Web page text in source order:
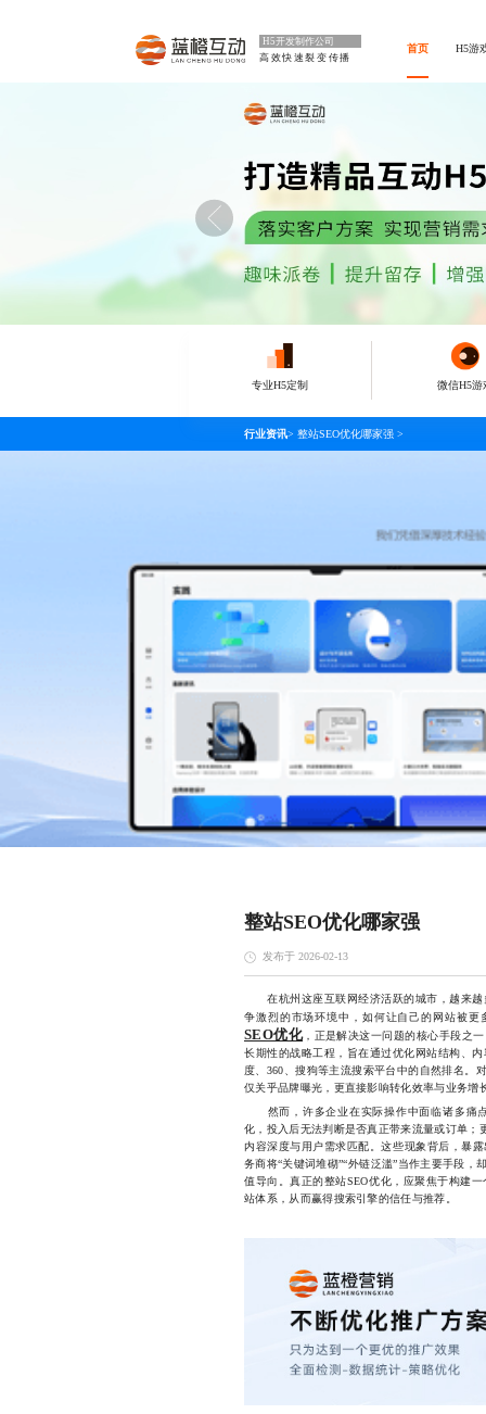
H5开发制作公司
高效快速裂变传播
首页 H5游
专业H5定制 微信H5游
行业资讯> 整站SEO优化哪家强 >
整站SEO优化哪家强
发布于 2026-02-13
在杭州这座互联网经济活跃的城市，越来越
争激烈的市场环境中，如何让自己的网站被
SEO优化，正是解决这一问题的核心手段之
长期性的战略工程，旨在通过优化网站结构、
度、360、搜狗等主流搜索平台中的自然排名。
仅关乎品牌曝光，更直接影响转化效率与业务增
然而，许多企业在实际操作中面临诸多痛
化，投入后无法判断是否真正带来流量或订单
内容深度与用户需求匹配。这些现象背后，暴
务商将“关键词堆砌”“外链泛滥”当作主要手段
值导向。真正的整站SEO优化，应聚焦于构建
站体系，从而赢得搜索引擎的信任与推荐。